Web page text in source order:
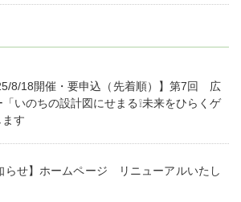
8/18開催・要申込（先着順）】第7回 広
いのちの設計図にせまる❕未来をひらくゲ
ます
らせ】ホームページ リニューアルいたし